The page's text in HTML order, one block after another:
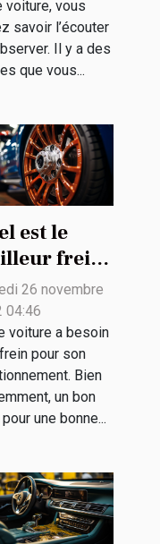
il savoir ?
voiture, vous
savoir l’écouter
Il y a des
que vous...
est le
frein
votre
?
26 novembre
04:46
voiture a besoin
frein pour son
Bien
un bon
une bonne...